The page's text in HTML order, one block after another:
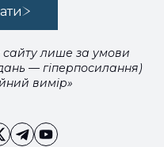
сайту лише за умови
— гіперпосилання)
вимір»